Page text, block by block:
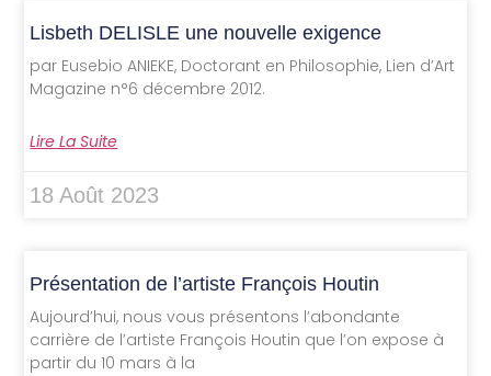
Lisbeth DELISLE une nouvelle exigence
par Eusebio ANIEKE, Doctorant en Philosophie, Lien d’Art
Magazine n°6 décembre 2012.
Lire La Suite
18 Août 2023
Présentation de l’artiste François Houtin
Aujourd’hui, nous vous présentons l’abondante
carrière de l’artiste François Houtin que l’on expose à
partir du 10 mars à la